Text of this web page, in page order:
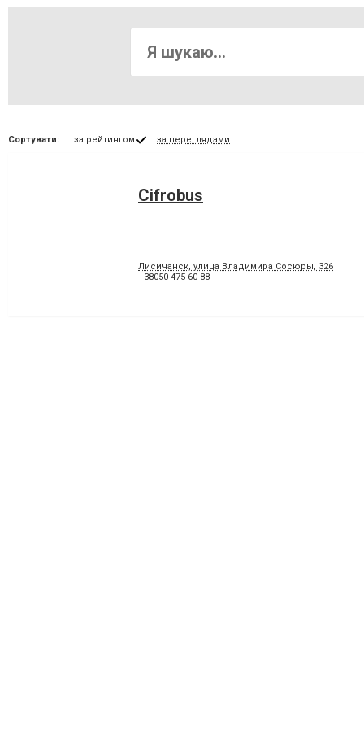
Сортувати: за рейтингом за переглядами
Cifrobus
Лисичанск, улица Владимира Сосюры, 326
+38050 475 60 88